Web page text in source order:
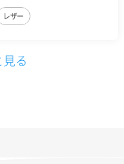
レザー
る